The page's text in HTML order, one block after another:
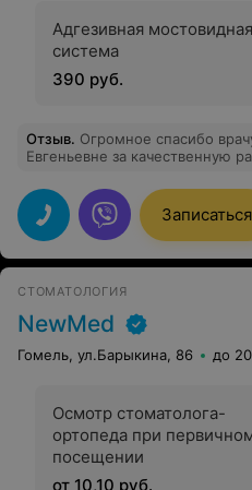
клиники за профессионализм
уважением Владимир Дегтярев
Адгезивная мостовидная
система
390 руб.
Отзыв. Огромное спасибо
Евгеньевне за качественную
ответственный подход к
Записаться
СТОМАТОЛОГИЯ
NewMed
Гомель, ул.Барыкина, 86 до
Осмотр стоматолога-
ортопеда при
посещении
от 10,10 руб.